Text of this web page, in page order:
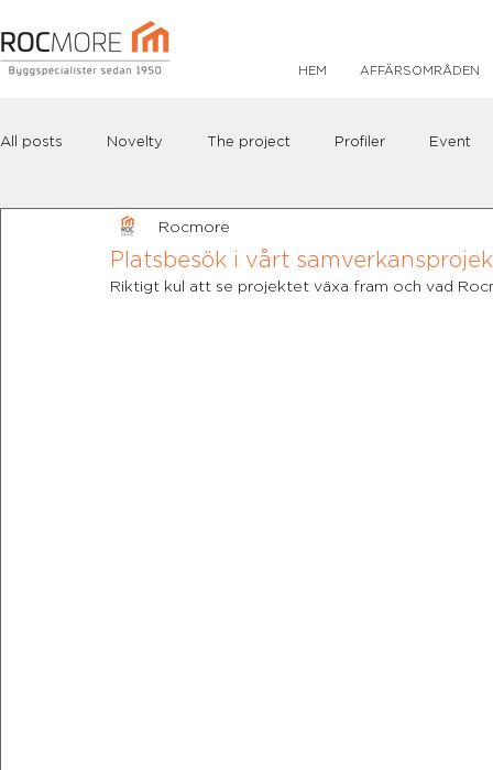
HEM AFFÄRSOMRÅDEN
All posts Novelty The project Profiler Event
Platsbesök i vårt
Rocmore
Riktigt kul att se projektet växa fram och vad